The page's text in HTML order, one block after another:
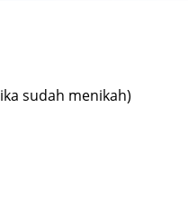
sudah menikah)